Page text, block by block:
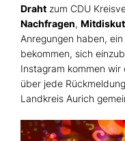
Draht zum CDU
Nachfragen,
Anregungen haben,
bekommen, sich
Instagram kommen
über jede
Landkreis Aurich